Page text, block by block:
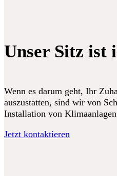
Unser Sitz ist
Wenn es darum geht, Ihr
auszustatten, sind wir von
Installation von
Jetzt kontaktieren